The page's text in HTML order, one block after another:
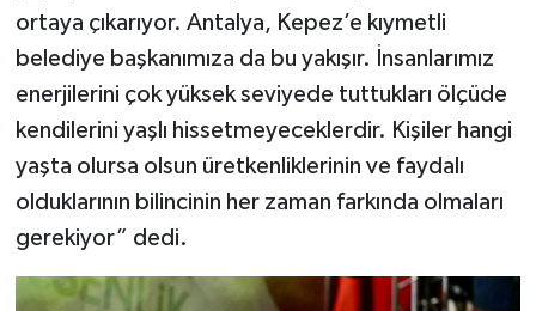
ortaya çıkarıyor. Antalya, Kepez’e kıymetli
belediye başkanımıza da bu yakışır. İnsanlarımız
enerjilerini çok yüksek seviyede tuttukları ölçüde
kendilerini yaşlı hissetmeyeceklerdir. Kişiler hangi
yaşta olursa olsun üretkenliklerinin ve faydalı
olduklarının bilincinin her zaman farkında olmaları
gerekiyor” dedi.